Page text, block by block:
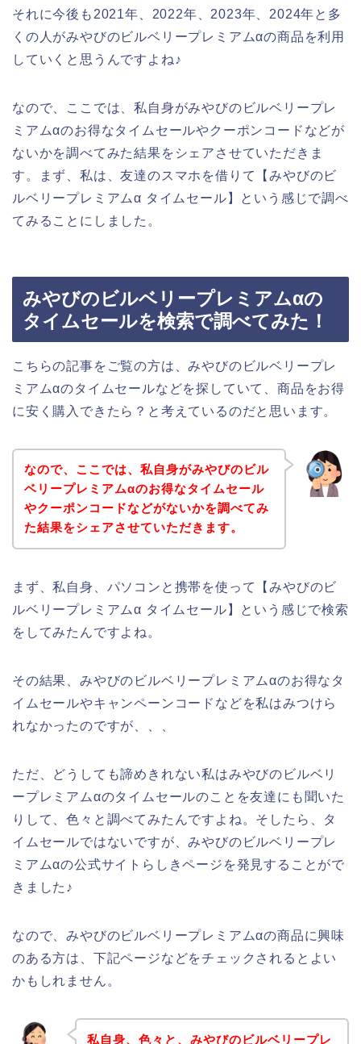
それに今後も2021年、2022年、2023年、2024年と多
くの人がみやびのビルベリープレミアムαの商品を利用
していくと思うんですよね♪
なので、ここでは、私自身がみやびのビルベリープレ
ミアムαのお得なタイムセールやクーポンコードなどが
ないかを調べてみた結果をシェアさせていただきま
す。まず、私は、友達のスマホを借りて【みやびのビ
ルベリープレミアムα タイムセール】という感じで調べ
てみることにしました。
みやびのビルベリープレミアムαの
タイムセールを検索で調べてみた！
こちらの記事をご覧の方は、みやびのビルベリープレ
ミアムαのタイムセールなどを探していて、商品をお得
に安く購入できたら？と考えているのだと思います。
なので、ここでは、私自身がみやびのビル
ベリープレミアムαのお得なタイムセール
やクーポンコードなどがないかを調べてみ
た結果をシェアさせていただきます。
まず、私自身、パソコンと携帯を使って【みやびのビ
ルベリープレミアムα タイムセール】という感じで検索
をしてみたんですよね。
その結果、みやびのビルベリープレミアムαのお得なタ
イムセールやキャンペーンコードなどを私はみつけら
れなかったのですが、、、
ただ、どうしても諦めきれない私はみやびのビルベリ
ープレミアムαのタイムセールのことを友達にも聞いた
りして、色々と調べてみたんですよね。そしたら、タ
イムセールではないですが、みやびのビルベリープレ
ミアムαの公式サイトらしきページを発見することがで
きました♪
なので、みやびのビルベリープレミアムαの商品に興味
のある方は、下記ページなどをチェックされるとよい
かもしれません。
私自身、色々と、みやびのビルベリープレ